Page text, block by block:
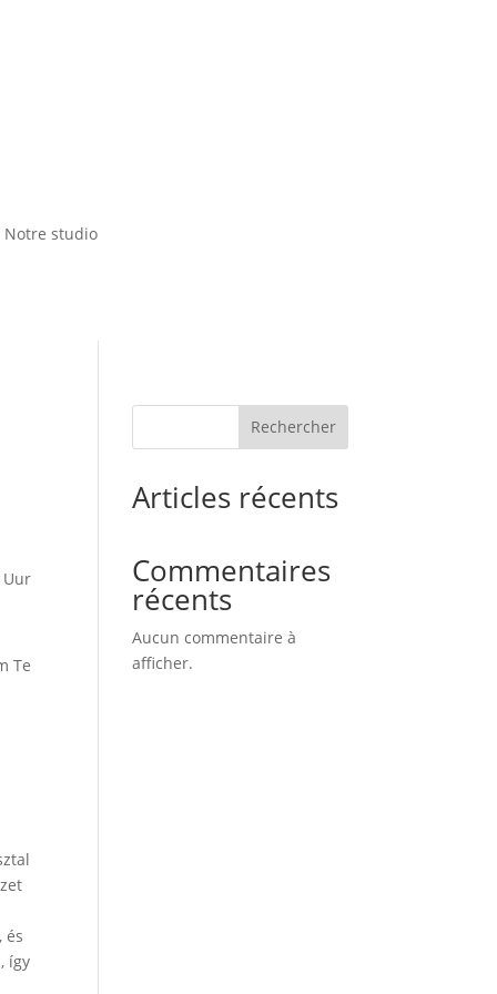
Notre studio
Uur
Te
és
így
Rechercher
Articles récents
Commentaires
récents
Aucun commentaire à
afficher.